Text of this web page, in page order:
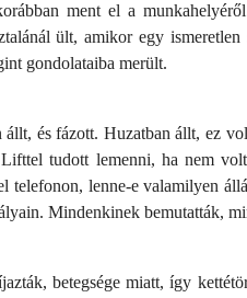
ment el a
ült, amikor egy
gondolataiba merült.
és fázott. Huzatban állt, ez
tudott lemenni, ha nem
telefonon, lenne-e valamilyen
Mindenkinek bemutatták,
betegsége miatt, így